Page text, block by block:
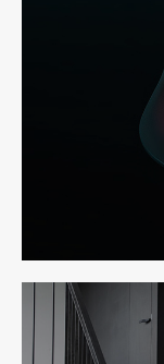
宁波高端网站建
宁波网站建设报
2026-08-04 17:55:09